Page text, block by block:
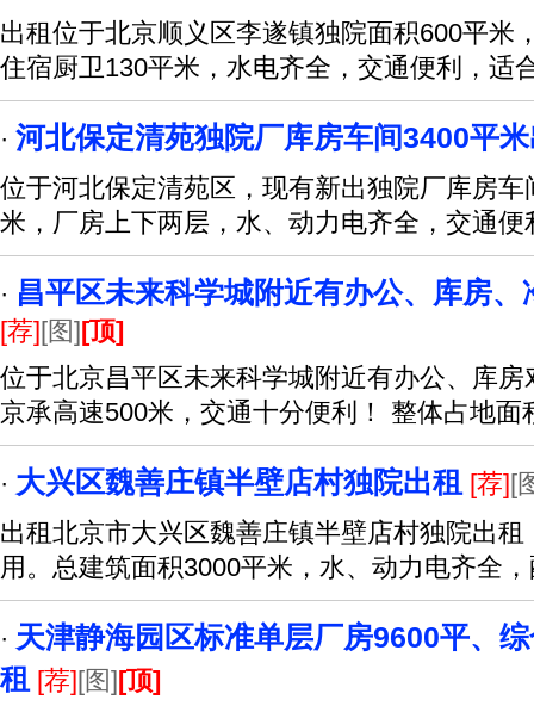
出租位于北京顺义区李遂镇独院面积600平米
住宿厨卫130平米，水电齐全，交通便利，适
· 河北保定清苑独院厂库房车间3400平
位于河北保定清苑区，现有新出独院厂库房
米，厂房上下两层，水、动力电齐全，交通便
· 昌平区未来科学城附近有办公、库房
[荐][图][顶]
位于北京昌平区未来科学城附近有办公、库
京承高速500米，交通十分便利！ 整体占地面
· 大兴区魏善庄镇半壁店村独院出租 [荐][
出租北京市大兴区魏善庄镇半壁店村独院出
用。总建筑面积3000平米，水、动力电齐全
· 天津静海园区标准单层厂房9600平、
租 [荐][图][顶]